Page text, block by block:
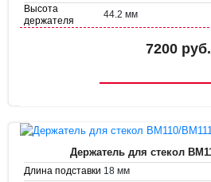
Высота
держателя
44.2 мм
7200 руб.
Держатель для стекол
Длина подставки 18 мм